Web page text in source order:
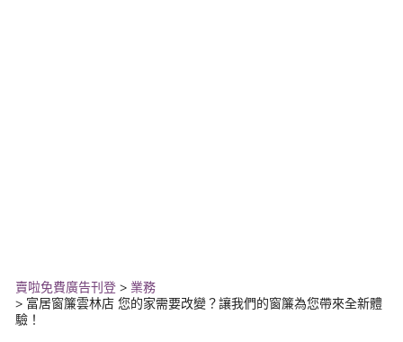
賣啦免費廣告刊登 > 業務
> 富居窗簾雲林店 您的家需要改變？讓我們的窗簾為您帶來全新體
驗！